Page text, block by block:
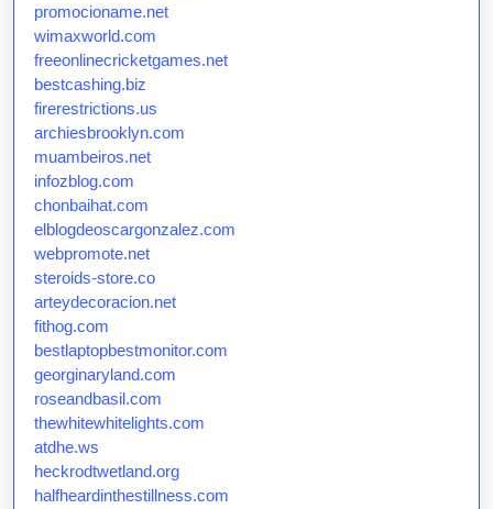
promocioname.net
wimaxworld.com
freeonlinecricketgames.net
bestcashing.biz
firerestrictions.us
archiesbrooklyn.com
muambeiros.net
infozblog.com
chonbaihat.com
elblogdeoscargonzalez.com
webpromote.net
steroids-store.co
arteydecoracion.net
fithog.com
bestlaptopbestmonitor.com
georginaryland.com
roseandbasil.com
thewhitewhitelights.com
atdhe.ws
heckrodtwetland.org
halfheardinthestillness.com